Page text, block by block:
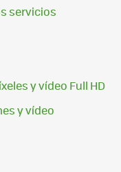
servicios
y vídeo Full HD
y vídeo